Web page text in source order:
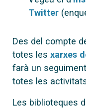
Twitter
Des del compte
totes les xarxes
farà un
totes les
Les biblioteques